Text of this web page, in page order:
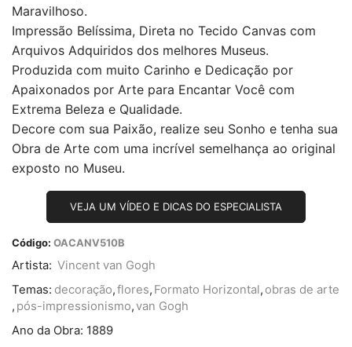
Maravilhoso.
Impressão Belíssima, Direta no Tecido Canvas com
Arquivos Adquiridos dos melhores Museus.
Produzida com muito Carinho e Dedicação por
Apaixonados por Arte para Encantar Você com
Extrema Beleza e Qualidade.
Decore com sua Paixão, realize seu Sonho e tenha sua
Obra de Arte com uma incrível semelhança ao original
exposto no Museu.
VEJA UM VÍDEO E DICAS DO ESPECIALISTA
Código: OACANV510B
Artista: Vincent van Gogh
Temas: decoração,flores, Formato Horizontal, obras de arte
, pós-impressionismo,van Gogh
Ano da Obra: 1889